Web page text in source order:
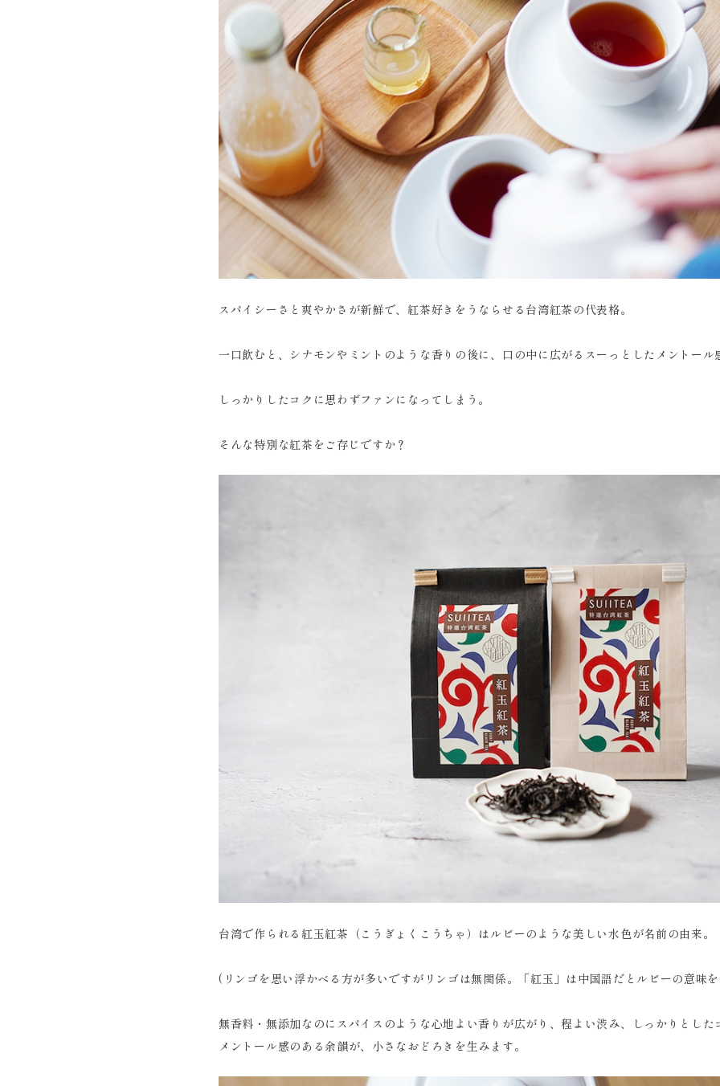
スパイシーさと爽やかさが新鮮で、紅茶好きをうならせる台湾紅茶の代表格。
一口飲むと、シナモンやミントのような香りの後に、口の中に広がるスーっとしたメントール
しっかりしたコクに思わずファンになってしまう。
そんな特別な紅茶をご存じですか？
台湾で作られる紅玉紅茶（こうぎょくこうちゃ）はルビーのような美しい水色が名前の由来。
(リンゴを思い浮かべる方が多いですがリンゴは無関係。「紅玉」は中国語だとルビーの意味
無香料・無添加なのにスパイスのような心地よい香りが広がり、程よい渋み、しっかりとし
メントール感のある余韻が、小さなおどろきを生みます。